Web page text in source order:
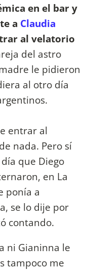
en el bar y
a Claudia
al velatorio
del astro
le pidieron
al otro día
entrar al
nada. Pero sí
que Diego
en La
ponía a
se lo dije por
contando.
ni Gianinna le
tampoco me